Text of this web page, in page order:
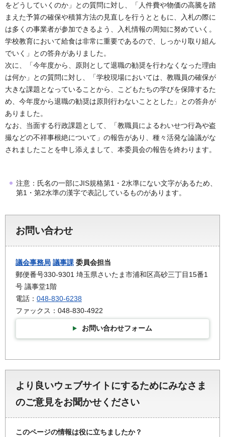
をどうしていくのか」との質問に対し、「人件費や物価の高騰を踏
まえた予算の確保や積算方法の見直しを行うとともに、入札の際に
は多くの事業者が参加できるよう、入札情報の周知に努めていく。
学校教育において給食は非常に重要であるので、しっかり取り組ん
でいく」との答弁がありました。
次に、「今年度から、原則として退職の勧奨を行わなくなった理由
は何か」との質問に対し、「学校現場においては、教職員の確保が
大きな課題となっていることから、こどもたちの学びを保障するた
め、今年度から退職の勧奨は原則行わないこととした」との答弁が
ありました。
なお、当面する行政課題として、「教職員によるわいせつ行為や盗
撮などの不祥事根絶について」の報告があり、種々活発な論議がな
されましたことを申し添えまして、本委員会の報告を終わります。
注意：氏名の一部にJIS規格第1・2水準にない文字があるため、
第1・第2水準の漢字で表記しているものがあります。
お問い合わせ
議会事務局 議事課 委員会担当
郵便番号330-9301 埼玉県さいたま市浦和区高砂三丁目15番1
号 議事堂1階
電話： 048-830-6238
ファックス：048-830-4922
お問い合わせフォーム
より良いウェブサイトにするためにみなさま
のご意見をお聞かせください
このページの情報は役に立ちましたか？